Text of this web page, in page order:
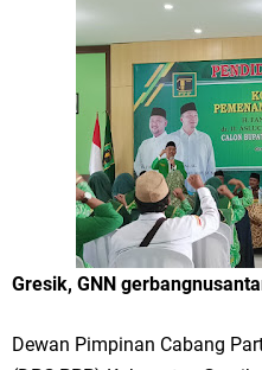
Tumpeng Nasi Krawu Pecahkan
Gresik ke Panggung Dunia
FOZ Jatim, BAZNAS, dan
Yatim Serentak di Berbagai Daerah
Bupati Gresik Gus Yani
Optik Merlin Donasikan Rp10,36
Gresik, GNN
Dewan Pimpinan Cabang